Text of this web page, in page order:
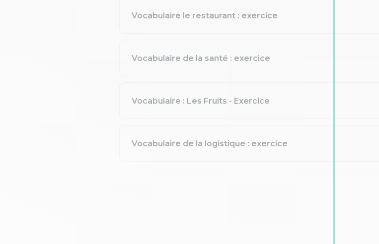
Vocabulaire le restaurant : exercice
Vocabulaire de la santé : exercice
Vocabulaire : Les Fruits - Exercice
Vocabulaire de la logistique : exercice